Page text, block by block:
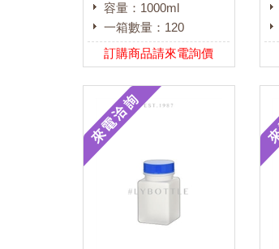
容量：1000ml
一箱數量：120
訂購商品請來電詢價